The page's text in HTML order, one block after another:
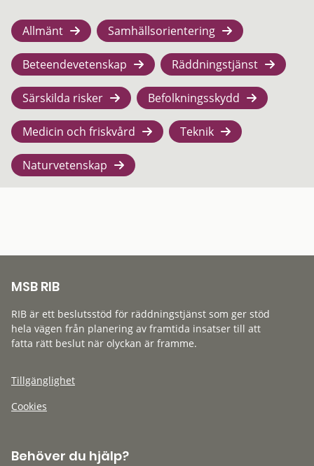
Allmänt Samhällsorientering
Beteendevetenskap Räddningstjänst
Särskilda risker Befolkningsskydd
Medicin och friskvård Teknik
Naturvetenskap
MSB RIB
RIB är ett beslutsstöd för räddningstjänst som ger stöd
hela vägen från planering av framtida insatser till att
fatta rätt beslut när olyckan är framme.
Tillgänglighet
Cookies
Behöver du hjälp?